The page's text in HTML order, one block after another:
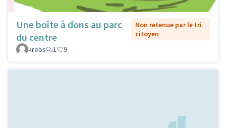
Une boîte à dons au parc
du centre
Non retenue par le tri
citoyen
krebs
1 9